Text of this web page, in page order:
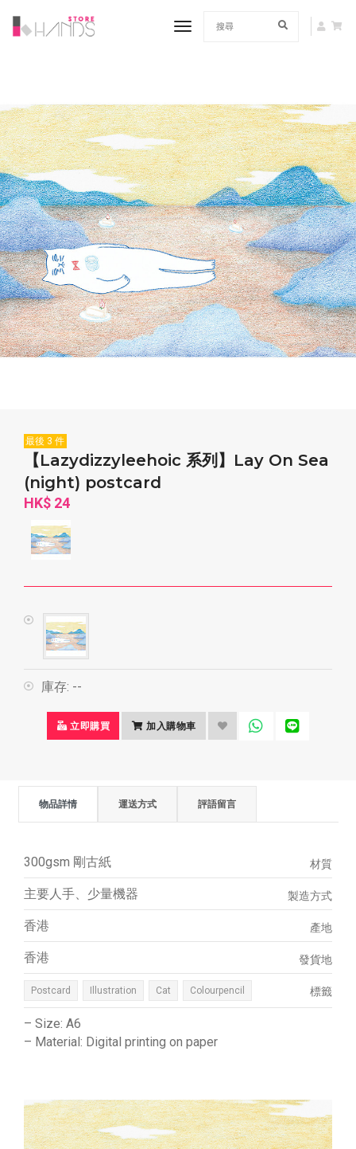
toggle navigation
最後 3 件
【Lazydizzyleehoic 系列】Lay On Sea
(night) postcard
HK$ 24
庫存: --
立即購買 加入購物車
物品詳情 運送方式 評語留言
材質
300gsm 剛古紙
製造方式
主要人手、少量機器
產地
香港
發貨地
香港
標籤
Postcard Illustration Cat Colourpencil
– Size: A6
– Material: Digital printing on paper